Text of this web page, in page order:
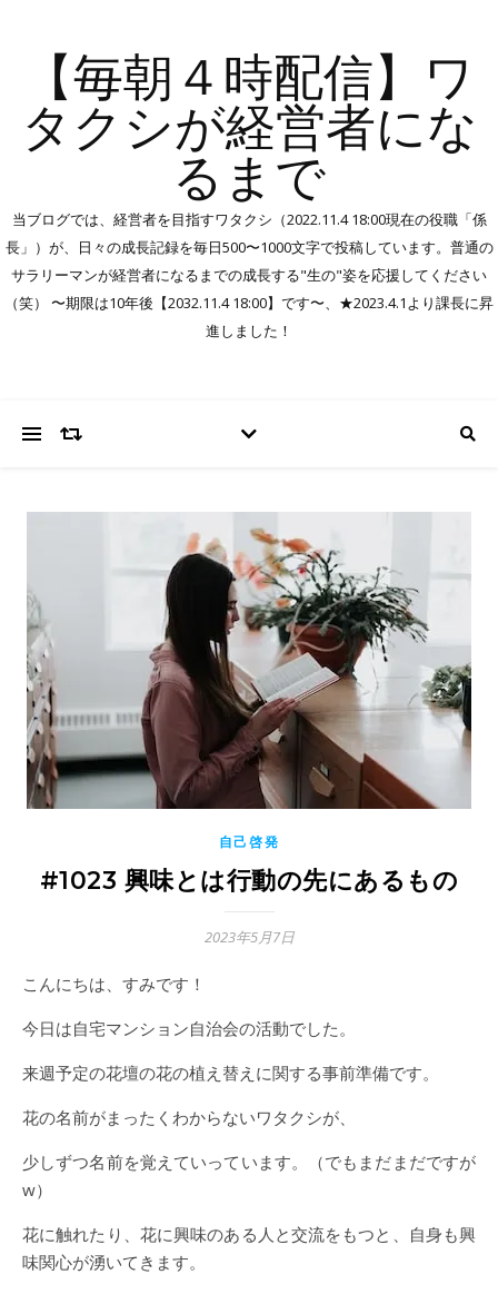
【毎朝４時配信】ワ
タクシが経営者にな
るまで
当ブログでは、経営者を目指すワタクシ（2022.11.4 18:00現在の役職「係
長」）が、日々の成長記録を毎日500〜1000文字で投稿しています。普通の
サラリーマンが経営者になるまでの成長する"生の"姿を応援してください
（笑） 〜期限は10年後【2032.11.4 18:00】です〜、★2023.4.1より課長に昇
進しました！
自己啓発
#1023 興味とは行動の先にあるもの
2023年5月7日
こんにちは、すみです！
今日は自宅マンション自治会の活動でした。
来週予定の花壇の花の植え替えに関する事前準備です。
花の名前がまったくわからないワタクシが、
少しずつ名前を覚えていっています。（でもまだまだですが
w）
花に触れたり、花に興味のある人と交流をもつと、自身も興
味関心が湧いてきます。